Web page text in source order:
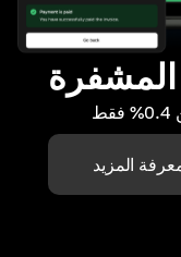
المشفرة
المزيد